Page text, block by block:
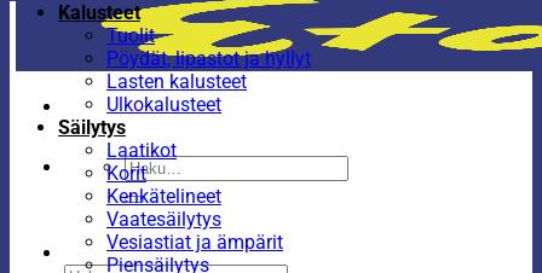
Etsi:
Kalusteet
Tuolit
Pöydät, lipastot ja hyllyt
Lasten kalusteet
Ulkokalusteet
Säilytys
Laatikot
Korit
Kenkätelineet
Vaatesäilytys
Vesiastiat ja ämpärit
Piensäilytys